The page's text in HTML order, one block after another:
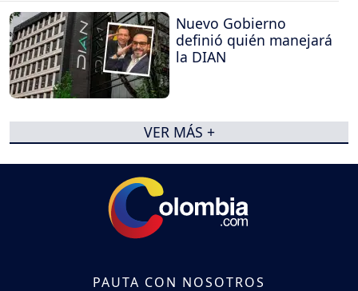
Nuevo Gobierno
definió quién manejará
la DIAN
VER MÁS +
PAUTA CON NOSOTROS